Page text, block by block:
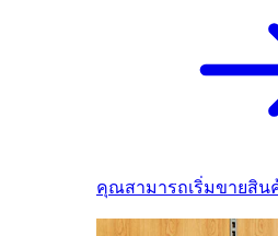
คุณสามารถเริ่มขายสิน